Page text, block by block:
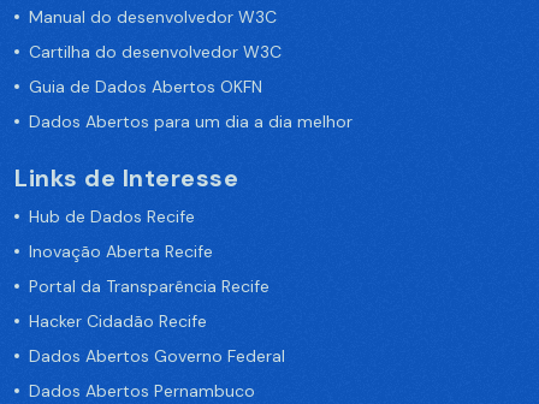
Manual do desenvolvedor W3C
Cartilha do desenvolvedor W3C
Guia de Dados Abertos OKFN
Dados Abertos para um dia a dia melhor
Links de Interesse
Hub de Dados Recife
Inovação Aberta Recife
Portal da Transparência Recife
Hacker Cidadão Recife
Dados Abertos Governo Federal
Dados Abertos Pernambuco